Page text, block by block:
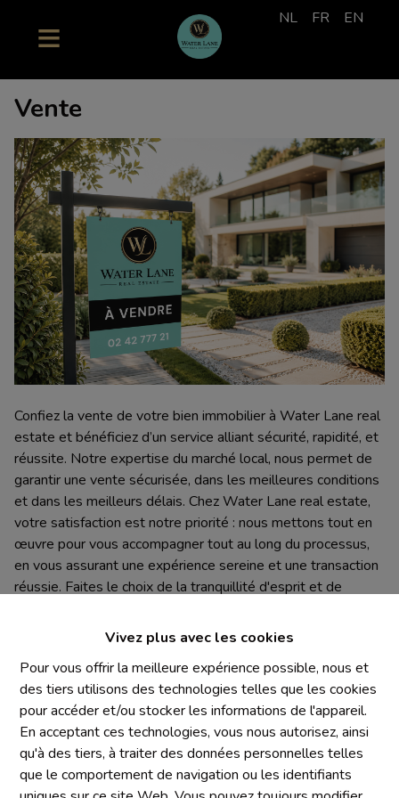
Vivez plus avec les cookies
Pour vous offrir la meilleure expérience possible, nous et
des tiers utilisons des technologies telles que les cookies
pour accéder et/ou stocker les informations de l'appareil.
En acceptant ces technologies, vous nous autorisez, ainsi
qu'à des tiers, à traiter des données personnelles telles
que le comportement de navigation ou les identifiants
NL FR EN
Vente
Confiez la vente de votre bien immobilier à Water Lane real
estate et bénéficiez d’un service alliant sécurité, rapidité, et
réussite. Notre expertise du marché local, nous permet de
garantir une vente sécurisée, dans les meilleures conditions
et dans les meilleurs délais. Chez Water Lane real estate,
votre satisfaction est notre priorité : nous mettons tout en
œuvre pour vous accompagner tout au long du processus,
en vous assurant une expérience sereine et une transaction
réussie. Faites le choix de la tranquillité d'esprit et de
en toute confiance.
Nos informations précontractuelles